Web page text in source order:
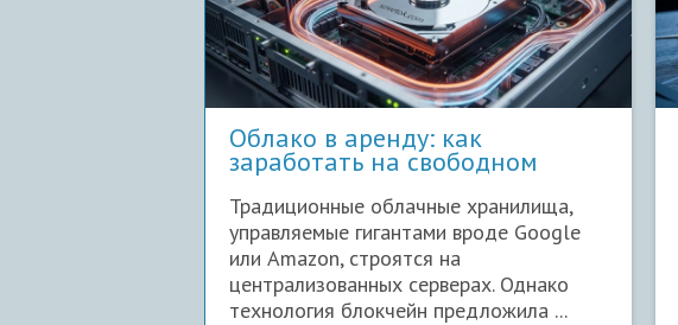
Облако в аренду: как
заработать на свободном
месте ваш
Традиционные облачные хранилища,
управляемые гигантами вроде Google
или Amazon, строятся на
централизованных серверах. Однако
технология блокчейн предложила ...